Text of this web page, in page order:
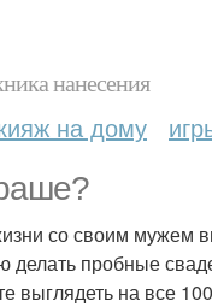
нанесения
на дому
со своим мужем
делать пробные
выглядеть на все